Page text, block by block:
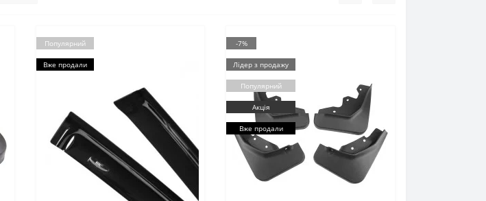
Популярний
Вже продали
-7%
Лідер з продажу
Популярний
Акція
Вже продали